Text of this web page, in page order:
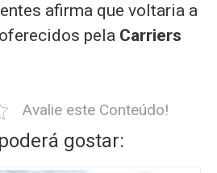
afirma que voltaria a
pela Carriers
Avalie este Conteúdo!
gostar: